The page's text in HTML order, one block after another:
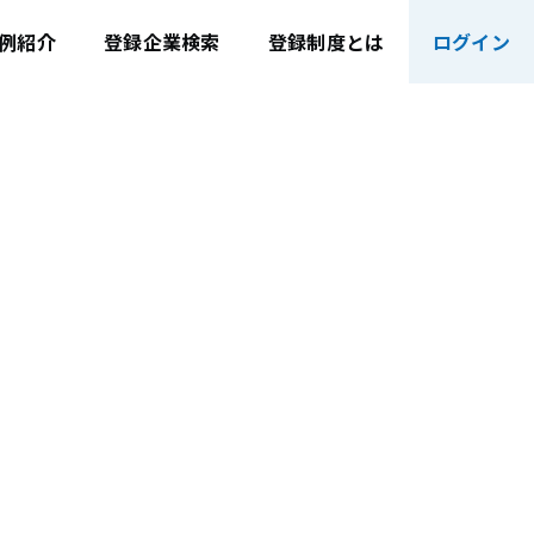
紹介 登録企業検索 登録制度とは ログイン